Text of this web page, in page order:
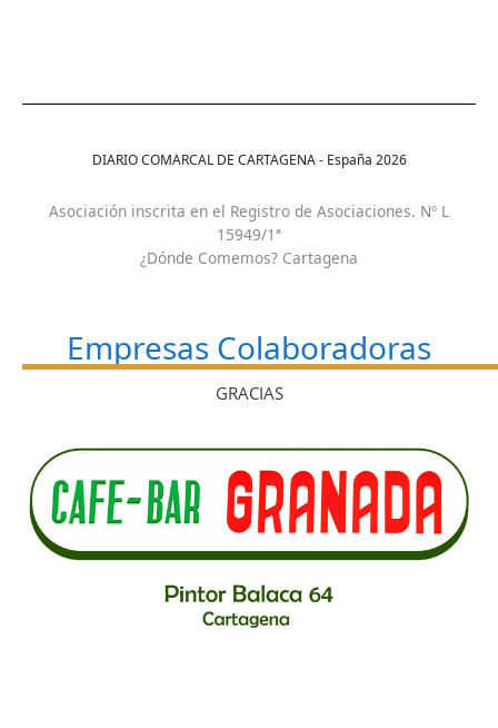
DIARIO COMARCAL DE CARTAGENA - España 2026
Asociación inscrita en el Registro de Asociaciones. Nº L
15949/1ª
¿Dónde Comemos? Cartagena
Empresas Colaboradoras
GRACIAS